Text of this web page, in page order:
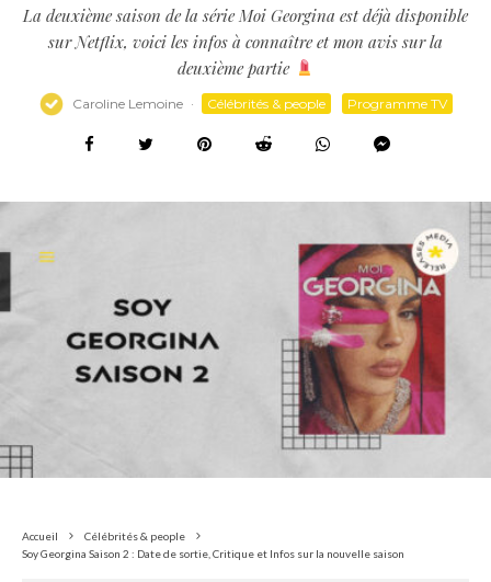
La deuxième saison de la série Moi Georgina est déjà disponible
sur Netflix, voici les infos à connaître et mon avis sur la
deuxième partie
Caroline Lemoine · Célébrités & people Programme TV
Accueil
Célébrités & people
Soy Georgina Saison 2 : Date de sortie, Critique et Infos sur la nouvelle saison